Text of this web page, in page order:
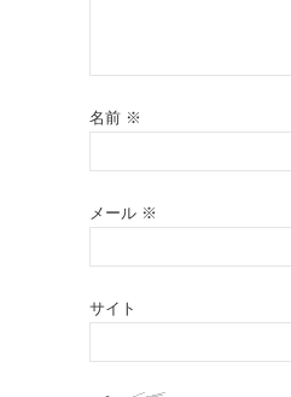
名前 ※
メール ※
サイト